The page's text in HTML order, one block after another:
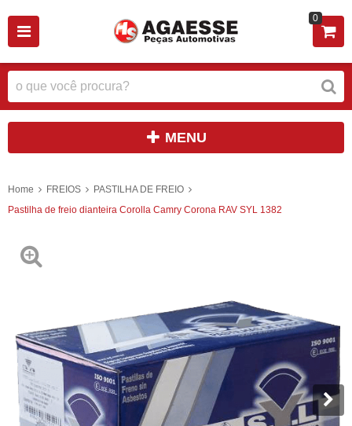
0
MENU
Home FREIOS
PASTILHA DE FREIO
Pastilha de freio dianteira Corolla Camry Corona RAV SYL 1382